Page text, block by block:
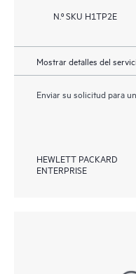
N.º SKU H1TP2E
Mostrar detalles del
Enviar su solicitud para
HEWLETT PACKARD
ENTERPRISE